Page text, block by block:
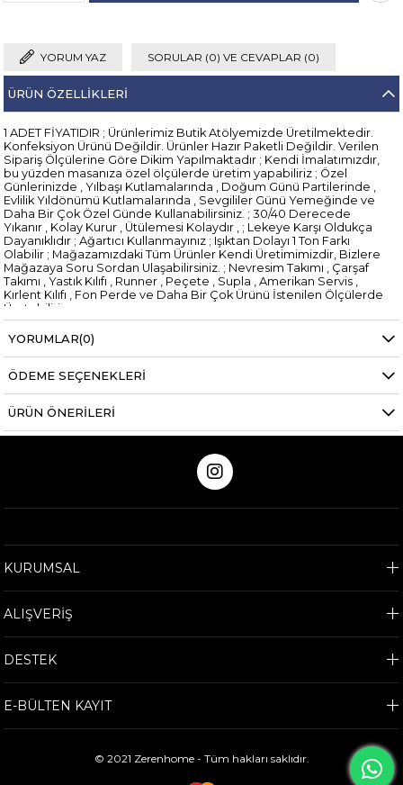
YORUM YAZ SORULAR (0) VE CEVAPLAR (0)
ÜRÜN ÖZELLIKLERI
1 ADET FİYATIDIR ; Ürünlerimiz Butik Atölyemizde Üretilmektedir.
Konfeksiyon Ürünü Değildir. Ürünler Hazır Paketli Değildir. Verilen
Sipariş Ölçülerine Göre Dikim Yapılmaktadır ; Kendi İmalatımızdır,
bu yüzden masanıza özel ölçülerde üretim yapabiliriz ; Özel
Günlerinizde , Yılbaşı Kutlamalarında , Doğum Günü Partilerinde ,
Evlilik Yıldönümü Kutlamalarında , Sevgililer Günü Yemeğinde ve
Daha Bir Çok Özel Günde Kullanabilirsiniz. ; 30/40 Derecede
Yıkanır , Kolay Kurur , Ütülemesi Kolaydır , ; Lekeye Karşı Oldukça
Dayanıklıdır ; Ağartıcı Kullanmayınız ; Işıktan Dolayı 1 Ton Farkı
Olabilir ; Mağazamızdaki Tüm Ürünler Kendi Üretimimizdir, Bizlere
Mağazaya Soru Sordan Ulaşabilirsiniz. ; Nevresim Takımı , Çarşaf
Takımı , Yastık Kılıfı , Runner , Peçete , Supla , Amerikan Servis ,
Kırlent Kılıfı , Fon Perde ve Daha Bir Çok Ürünü İstenilen Ölçülerde
Üretebiliriz ;
YORUMLAR(0)
ÖDEME SEÇENEKLERI
ÜRÜN ÖNERILERI
KURUMSAL
ALIŞVERİŞ
DESTEK
E-BÜLTEN KAYIT
© 2021 Zerenhome - Tüm hakları saklıdır.